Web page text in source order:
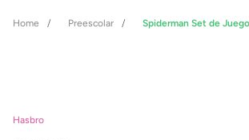
Preescolar
Hasbro